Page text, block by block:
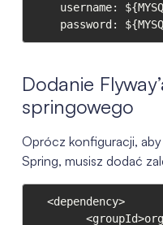
password:
Dodanie
springowego
Oprócz konfiguracji, aby
Spring, musisz dodać